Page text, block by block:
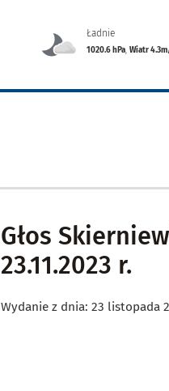
Ładnie
1020.6 hPa,Wiatr
Głos
23.11.2023 r.
Wydanie z dnia: 23 listopada